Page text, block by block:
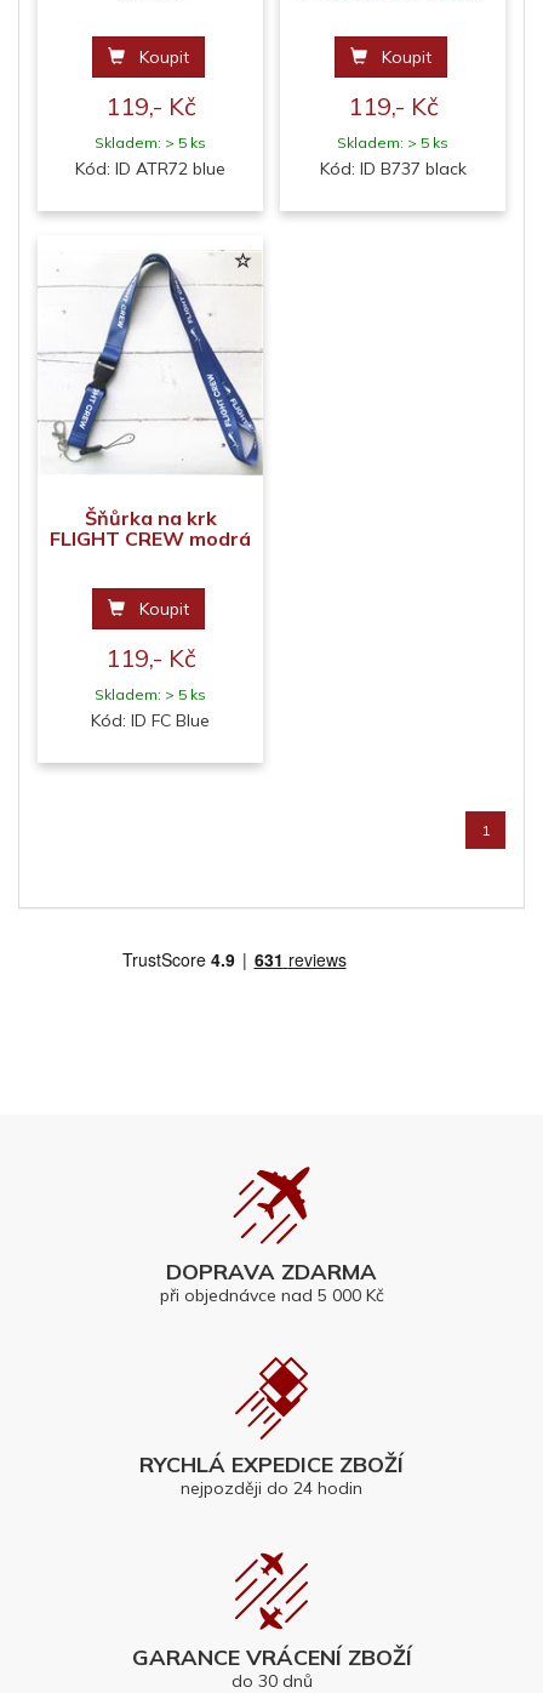
Koupit
119,- Kč
Skladem: > 5 ks
Kód: ID ATR72 blue
Koupit
119,- Kč
Skladem: > 5 ks
Kód: ID B737 black
Šňůrka na krk
FLIGHT CREW modrá
Koupit
119,- Kč
Skladem: > 5 ks
Kód: ID FC Blue
1
DOPRAVA ZDARMA
při objednávce nad 5 000 Kč
RYCHLÁ EXPEDICE ZBOŽÍ
nejpozději do 24 hodin
GARANCE VRÁCENÍ ZBOŽÍ
do 30 dnů